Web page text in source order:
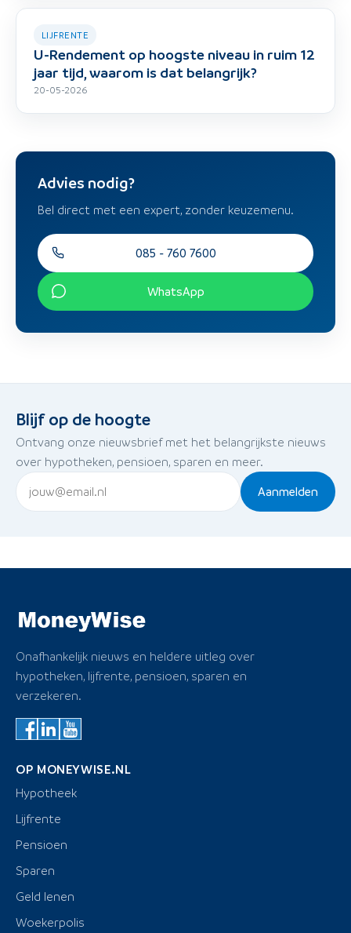
LIJFRENTE
U-Rendement op hoogste niveau in ruim 12
jaar tijd, waarom is dat belangrijk?
20-05-2026
Advies nodig?
Bel direct met een expert, zonder keuzemenu.
085 - 760 7600
WhatsApp
Blijf op de hoogte
Ontvang onze nieuwsbrief met het belangrijkste nieuws
over hypotheken, pensioen, sparen en meer.
Aanmelden
Onafhankelijk nieuws en heldere uitleg over
hypotheken, lijfrente, pensioen, sparen en
verzekeren.
OP MONEYWISE.NL
Hypotheek
Lijfrente
Pensioen
Sparen
Geld lenen
Woekerpolis